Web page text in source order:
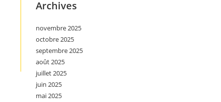
Archives
novembre 2025
octobre 2025
septembre 2025
août 2025
juillet 2025
juin 2025
mai 2025